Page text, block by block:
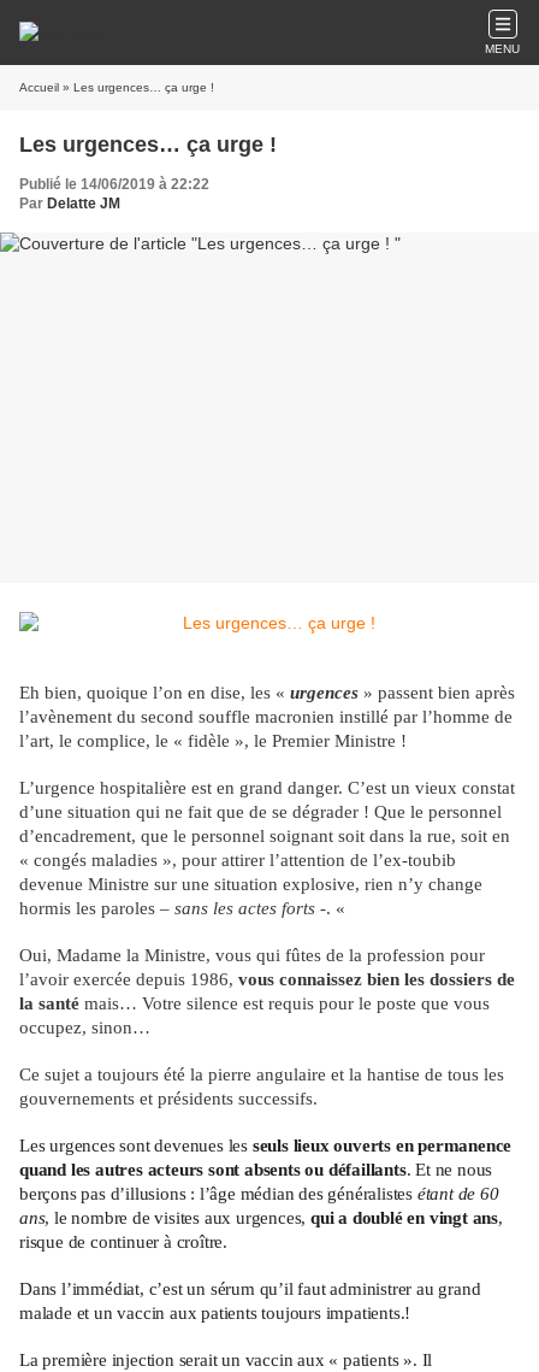
MENU
Accueil » Les urgences… ça urge !
Les urgences… ça urge !
Publié le 14/06/2019 à 22:22
Par Delatte JM
Eh bien, quoique l’on en dise, les « urgences » passent bien après
l’avènement du second souffle macronien instillé par l’homme de
l’art, le complice, le « fidèle », le Premier Ministre !
L’urgence hospitalière est en grand danger. C’est un vieux constat
d’une situation qui ne fait que de se dégrader ! Que le personnel
d’encadrement, que le personnel soignant soit dans la rue, soit en
« congés maladies », pour attirer l’attention de l’ex-toubib
devenue Ministre sur une situation explosive, rien n’y change
hormis les paroles – sans les actes forts -. «
Oui, Madame la Ministre, vous qui fûtes de la profession pour
l’avoir exercée depuis 1986, vous connaissez bien les dossiers de
la santé mais… Votre silence est requis pour le poste que vous
occupez, sinon…
Ce sujet a toujours été la pierre angulaire et la hantise de tous les
gouvernements et présidents successifs.
Les urgences sont devenues les seuls lieux ouverts en permanence
quand les autres acteurs sont absents ou défaillants. Et ne nous
berçons pas d’illusions : l’âge médian des généralistes étant de 60
ans, le nombre de visites aux urgences,qui a doublé en vingt ans,
risque de continuer à croître.
Dans l’immédiat, c’est un sérum qu’il faut administrer au grand
malade et un vaccin aux patients toujours impatients.!
La première injection serait un vaccin aux « patients ». Il